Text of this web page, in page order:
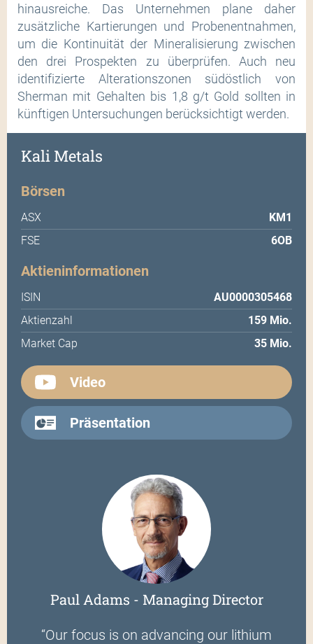
hinausreiche. Das Unternehmen plane daher
zusätzliche Kartierungen und Probenentnahmen,
um die Kontinuität der Mineralisierung zwischen
den drei Prospekten zu überprüfen. Auch neu
identifizierte Alterationszonen südöstlich von
Sherman mit Gehalten bis 1,8 g/t Gold sollten in
künftigen Untersuchungen berücksichtigt werden.
Kali Metals
Börsen
ASX
KM1
FSE
6OB
Aktieninformationen
ISIN
AU0000305468
Aktienzahl
159 Mio.
Market Cap
35 Mio.
Video
Präsentation
Paul Adams - Managing Director
“Our focus is on advancing our lithium